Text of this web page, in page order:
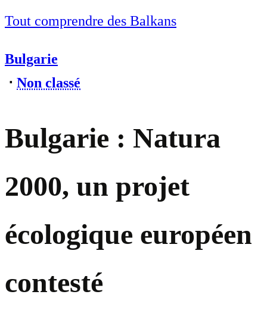
Tout comprendre des Balkans
Bulgarie
⋅ Non classé
Bulgarie : Natura
2000, un projet
écologique européen
contesté